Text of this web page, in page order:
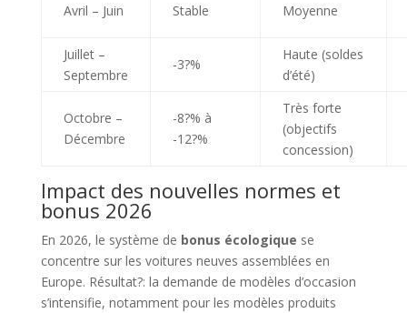
Avril – Juin Stable Moyenne
Juillet –
Septembre
-3?%
Haute (soldes
d’été)
Octobre –
Décembre
-8?% à
-12?%
Très forte
(objectifs
concession)
Impact des nouvelles normes et
bonus 2026
En 2026, le système de bonus écologique se
concentre sur les voitures neuves assemblées en
Europe. Résultat?: la demande de modèles d’occasion
s’intensifie, notamment pour les modèles produits